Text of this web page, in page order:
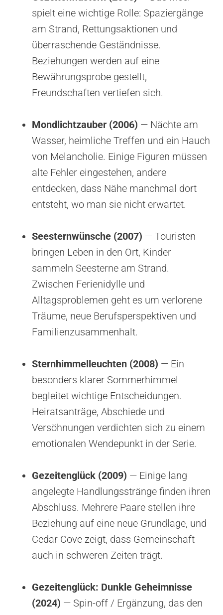
spielt eine wichtige Rolle: Spaziergänge
am Strand, Rettungsaktionen und
überraschende Geständnisse.
Beziehungen werden auf eine
Bewährungsprobe gestellt,
Freundschaften vertiefen sich.
Mondlichtzauber (2006) — Nächte am
Wasser, heimliche Treffen und ein Hauch
von Melancholie. Einige Figuren müssen
alte Fehler eingestehen, andere
entdecken, dass Nähe manchmal dort
entsteht, wo man sie nicht erwartet.
Seesternwünsche (2007) — Touristen
bringen Leben in den Ort, Kinder
sammeln Seesterne am Strand.
Zwischen Ferienidylle und
Alltagsproblemen geht es um verlorene
Träume, neue Berufsperspektiven und
Familienzusammenhalt.
Sternhimmelleuchten (2008) — Ein
besonders klarer Sommerhimmel
begleitet wichtige Entscheidungen.
Heiratsanträge, Abschiede und
Versöhnungen verdichten sich zu einem
emotionalen Wendepunkt in der Serie.
Gezeitenglück (2009) — Einige lang
angelegte Handlungsstränge finden ihren
Abschluss. Mehrere Paare stellen ihre
Beziehung auf eine neue Grundlage, und
Cedar Cove zeigt, dass Gemeinschaft
auch in schweren Zeiten trägt.
Gezeitenglück: Dunkle Geheimnisse
(2024) — Spin-off / Ergänzung, das den